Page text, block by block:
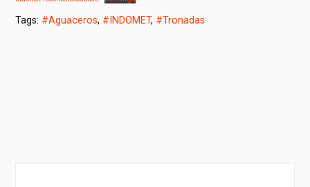
Tags: #Aguaceros, #INDOMET, #Tronadas